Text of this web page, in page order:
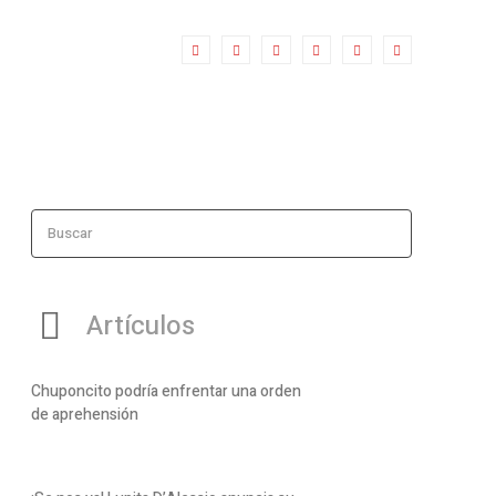
Buscar
Artículos
Chuponcito podría enfrentar una orden
de aprehensión